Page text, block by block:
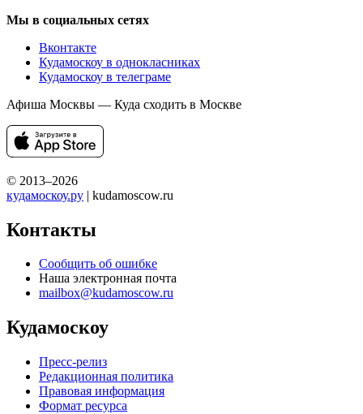
Мы в социальных сетях
Вконтакте
Кудамоскоу в однокласниках
Кудамоскоу в телеграме
Афиша Москвы — Куда сходить в Москве
© 2013–2026
кудамоскоу.ру | kudamoscow.ru
Контакты
Сообщить об ошибке
Наша электронная почта
mailbox@kudamoscow.ru
Кудамоскоу
Пресс-релиз
Редакционная политика
Правовая информация
Формат ресурса